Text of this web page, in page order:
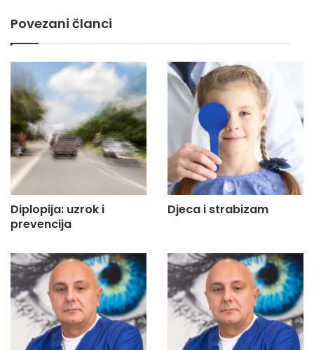
a
a
d
r
e
s
u
.
.
Povezani članci
Diplopija: uzrok i
prevencija
Djeca i strabizam